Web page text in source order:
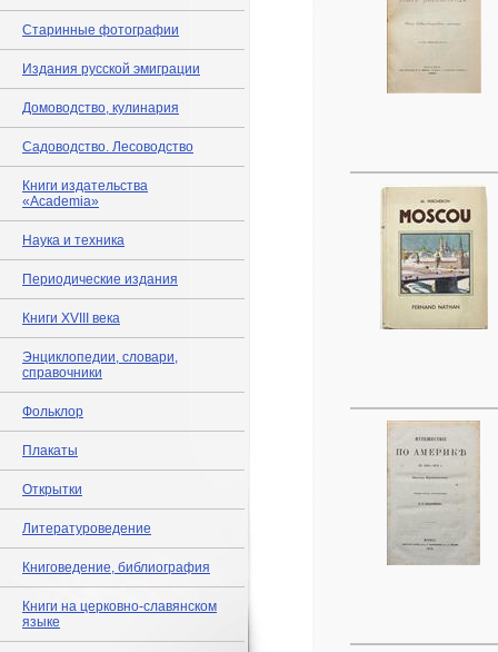
Старинные фотографии
Издания русской эмиграции
Домоводство, кулинария
Садоводство. Лесоводство
Книги издательства
«Academia»
Наука и техника
Периодические издания
Книги XVIII века
Энциклопедии, словари,
справочники
Фольклор
Плакаты
Открытки
Литературоведение
Книговедение, библиография
Книги на церковно-славянском
языке